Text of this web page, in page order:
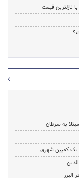
نازلترین قیمت
به سرطان
یک کمپین شهری
البرز